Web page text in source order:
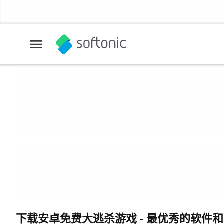
下载安卓免费大逃杀游戏 - 最优秀的软件